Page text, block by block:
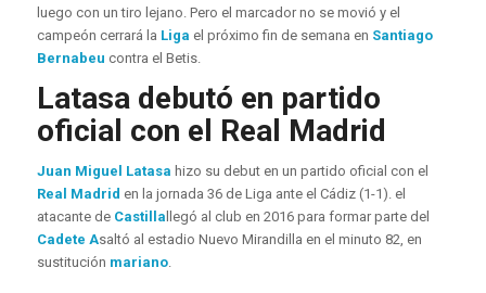
luego con un tiro lejano. Pero el marcador no se movió y el
campeón cerrará la Liga el próximo fin de semana en Santiago
Bernabeu contra el Betis.
Latasa debutó en partido
oficial con el Real Madrid
Juan Miguel Latasa hizo su debut en un partido oficial con el
Real Madrid en la jornada 36 de Liga ante el Cádiz (1-1). el
atacante de Castillallegó al club en 2016 para formar parte del
Cadete Asaltó al estadio Nuevo Mirandilla en el minuto 82, en
sustitución mariano.